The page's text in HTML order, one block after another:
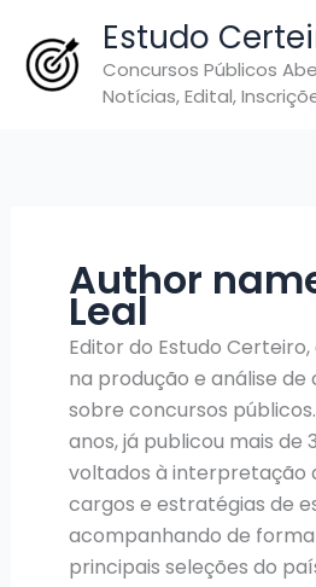
para
Estudo
Concursos Públicos
Notícias, Edital,
Author
Leal
Editor do Estudo Certeiro,
na produção e análise de
sobre concursos
anos, já publicou mais de
voltados à interpretação
cargos e estratégias de
acompanhando de
principais seleções do